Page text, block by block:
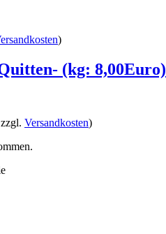
)
(kg: 8,00Euro)
Versandkosten)